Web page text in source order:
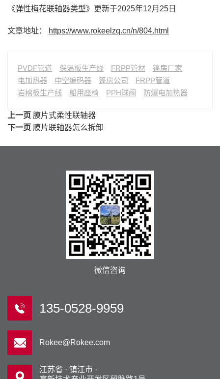
《弹性梅花联轴器类型》更新于2025年12月25日
文章地址： https://www.rokeelzq.cn/n/804.html
PVDF管道 保温板生产线 FRPP管材
篷房厂家
电加热器
中空编码器 篷房公司
FRPP管道
岩棉板生产线
船用座椅 PPH球阀 防爆电加热器
上一页 膜片式柔性联轴器
下一页 膜片联轴器怎么拆卸
微信咨询
135-0528-9959
Rokee@Rokee.com
江苏省 · 镇江市 ·